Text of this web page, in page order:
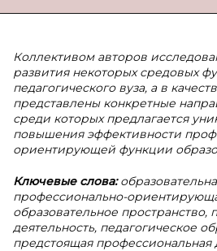
Коллективом авторов
развития некоторых средовых
педагогического вуза, а в
представлены конкретные
среди которых предлагается
повышения эффективности
ориентирующей функции
Ключевые слова:
профессионально-
образовательное пространство,
деятельность, педагогическое
предстоящая профессиональная